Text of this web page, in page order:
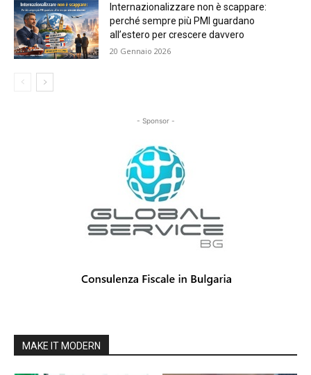
Internazionalizzare non è scappare:
perché sempre più PMI guardano
all’estero per crescere davvero
20 Gennaio 2026
- Sponsor -
MAKE IT MODERN